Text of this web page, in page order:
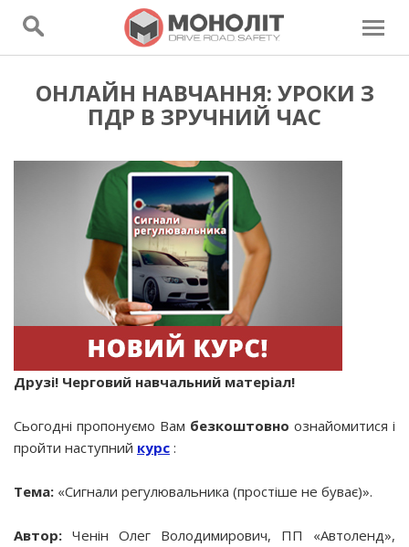
ОНЛАЙН НАВЧАННЯ: УРОКИ З
ПДР В ЗРУЧНИЙ ЧАС
Друзі! Черговий навчальний матеріал!
Сьогодні пропонуємо Вам безкоштовно ознайомитися і
пройти наступний курс :
Тема: «Сигнали регулювальника (простіше не буває)».
Автор: Ченін Олег Володимирович, ПП «Автоленд»,